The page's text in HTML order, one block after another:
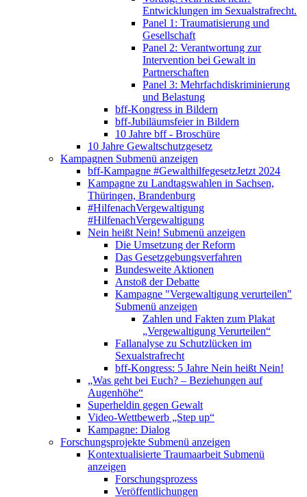
Entwicklungen im Sexualstrafrecht.
Panel 1: Traumatisierung und
Gesellschaft
Panel 2: Verantwortung zur
Intervention bei Gewalt in
Partnerschaften
Panel 3: Mehrfachdiskriminierung
und Belastung
bff-Kongress in Bildern
bff-Jubiläumsfeier in Bildern
10 Jahre bff - Broschüre
10 Jahre Gewaltschutzgesetz
Kampagnen Submenü anzeigen
bff-Kampagne #GewalthilfegesetzJetzt 2024
Kampagne zu Landtagswahlen in Sachsen,
Thüringen, Brandenburg
#HilfenachVergewaltigung
#HilfenachVergewaltigung
Nein heißt Nein! Submenü anzeigen
Die Umsetzung der Reform
Das Gesetzgebungsverfahren
Bundesweite Aktionen
Anstoß der Debatte
Kampagne "Vergewaltigung verurteilen"
Submenü anzeigen
Zahlen und Fakten zum Plakat
„Vergewaltigung Verurteilen“
Fallanalyse zu Schutzlücken im
Sexualstrafrecht
bff-Kongress: 5 Jahre Nein heißt Nein!
„Was geht bei Euch? – Beziehungen auf
Augenhöhe“
Superheldin gegen Gewalt
Video-Wettbewerb „Step up“
Kampagne: Dialog
Forschungsprojekte Submenü anzeigen
Kontextualisierte Traumaarbeit Submenü
anzeigen
Forschungsprozess
Veröffentlichungen